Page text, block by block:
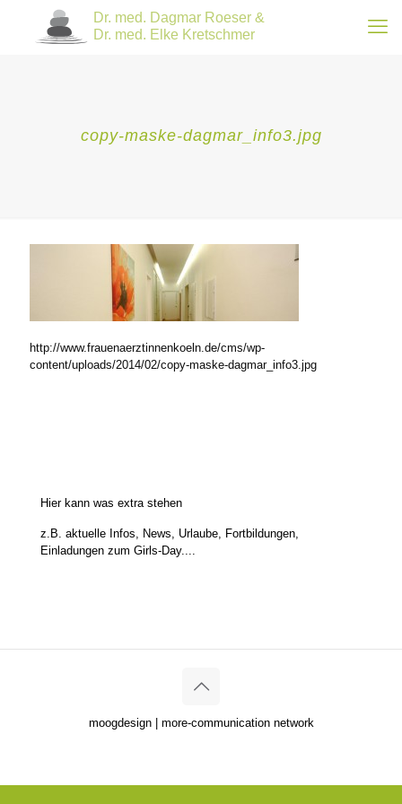
copy-maske-dagmar_info3.jpg
http://www.frauenaerztinnenkoeln.de/cms/wp-
content/uploads/2014/02/copy-maske-dagmar_info3.jpg
Hier kann was extra stehen
z.B. aktuelle Infos, News, Urlaube, Fortbildungen,
Einladungen zum Girls-Day....
moogdesign | more-communication network